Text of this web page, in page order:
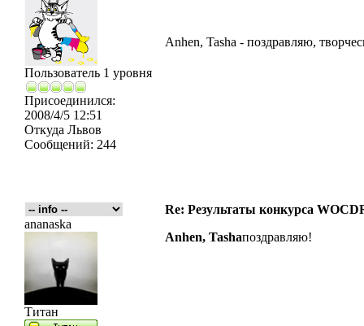
Пользователь 1 уровня
Присоединился:
2008/4/5 12:51
Откуда Львов
Сообщений: 244
Anhen, Tasha - поздравляю,
Re: Результаты конкурса
ananaska
Титан
Anhen, Tashaпоздравляю!